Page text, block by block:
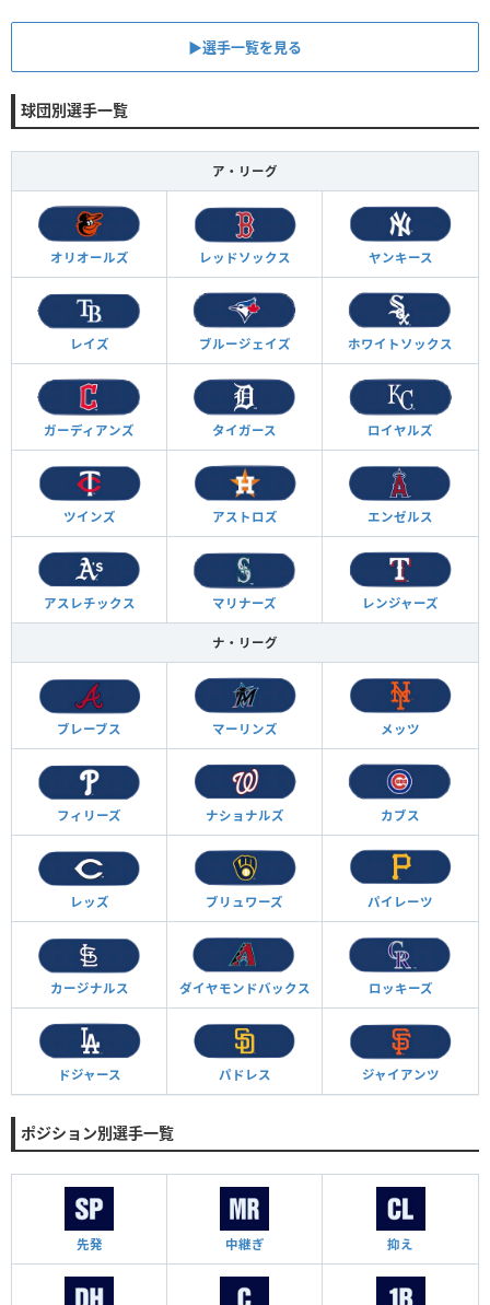
▶︎選手一覧を見る
球団別選手一覧
ア・リーグ
オリオールズ レッドソックス ヤンキース
レイズ ブルージェイズ ホワイトソックス
ガーディアンズ タイガース ロイヤルズ
ツインズ アストロズ エンゼルス
アスレチックス マリナーズ レンジャーズ
ナ・リーグ
ブレーブス マーリンズ メッツ
フィリーズ ナショナルズ カブス
レッズ ブリュワーズ パイレーツ
カージナルス ダイヤモンドバックス ロッキーズ
ドジャース パドレス ジャイアンツ
ポジション別選手一覧
先発 中継ぎ 抑え